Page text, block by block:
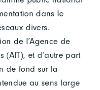
dans le
divers.
de l’Agence de
(AIT), et d’autre part
de fond sur la
au sens large